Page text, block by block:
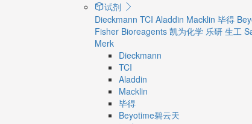
试剂
Dieckmann TCI Aladdin Macklin 毕得
Fisher Bioreagents 凯为化学 乐研 生工
Merk
Dieckmann
TCI
Aladdin
Macklin
毕得
Beyotime碧云天